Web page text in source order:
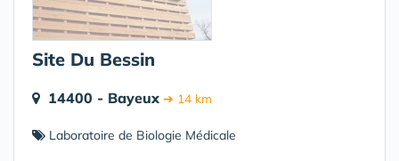
Site Du Bessin
14400 - Bayeux ➔ 14 km
Laboratoire de Biologie Médicale